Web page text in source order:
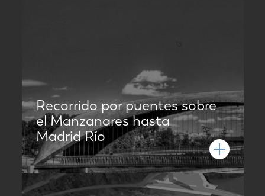
Recorrido por puentes sobre
el Manzanares hasta
Madrid Río